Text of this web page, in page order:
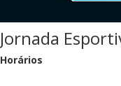
Jornada
Horários